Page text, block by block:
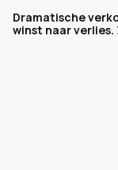
Dramatische
winst naar